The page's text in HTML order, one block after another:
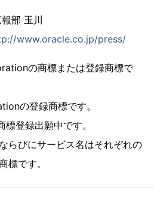
部 玉川
www.oracle.co.jp/press/
の商標または登録商標で
の登録商標です。
登録出願中です。
らびにサービス名はそれぞれの
標です。